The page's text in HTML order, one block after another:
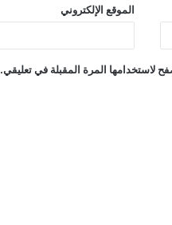
الموقع الإلكتروني
لاستخدامها المرة المقبلة في تعليقي.